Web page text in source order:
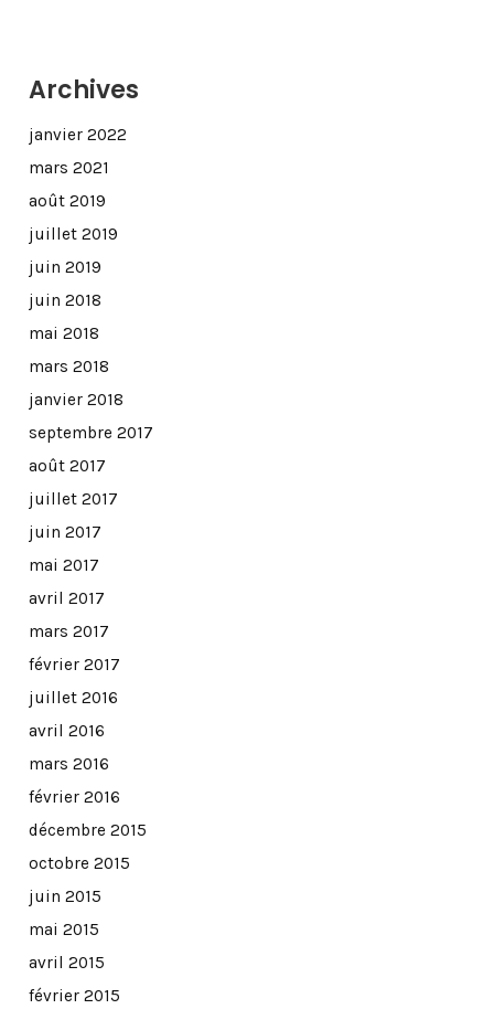
Archives
janvier 2022
mars 2021
août 2019
juillet 2019
juin 2019
juin 2018
mai 2018
mars 2018
janvier 2018
septembre 2017
août 2017
juillet 2017
juin 2017
mai 2017
avril 2017
mars 2017
février 2017
juillet 2016
avril 2016
mars 2016
février 2016
décembre 2015
octobre 2015
juin 2015
mai 2015
avril 2015
février 2015